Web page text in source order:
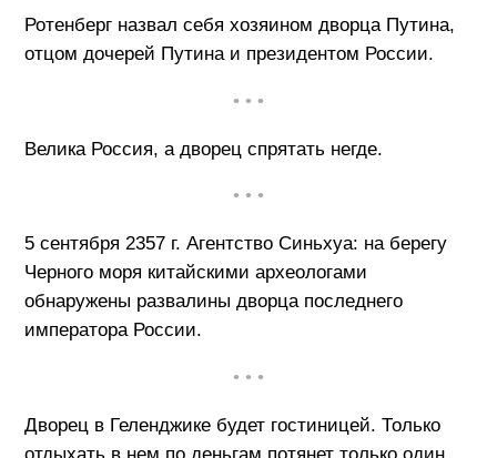
Ротенберг назвал себя хозяином дворца Путина,
отцом дочерей Путина и президентом России.
• • •
Велика Россия, а дворец спрятать негде.
• • •
5 сентября 2357 г. Агентство Синьхуа: на берегу
Черного моря китайскими археологами
обнаружены развалины дворца последнего
императора России.
• • •
Дворец в Геленджике будет гостиницей. Только